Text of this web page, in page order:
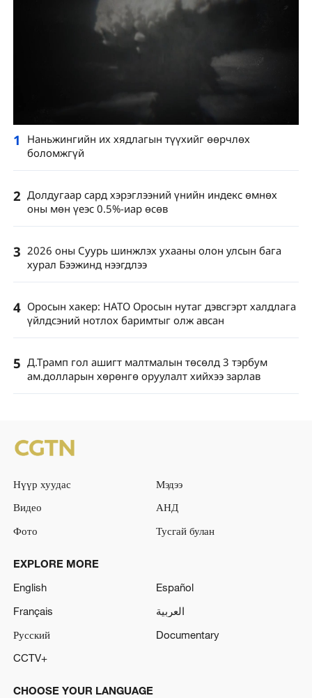
1
Наньжингийн их хядлагын түүхийг өөрчлөх
боломжгүй
2 Долдугаар сард хэрэглээний үнийн индекс өмнөх
оны мөн үеэс 0.5%-иар өсөв
3 2026 оны Суурь шинжлэх ухааны олон улсын бага
хурал Бээжинд нээгдлээ
4 Оросын хакер: НАТО Оросын нутаг дэвсгэрт халдлага
үйлдсэний нотлох баримтыг олж авсан
5 Д.Трамп гол ашигт малтмалын төсөлд 3 тэрбум
ам.долларын хөрөнгө оруулалт хийхээ зарлав
Нүүр хуудас
Мэдээ
Видео
АНД
Фото
Тусгай булан
EXPLORE MORE
English
Español
Français
العربية
Русский
Documentary
CCTV+
CHOOSE YOUR LANGUAGE